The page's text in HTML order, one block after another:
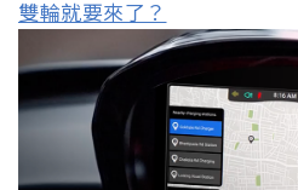
雙輪就要來了？